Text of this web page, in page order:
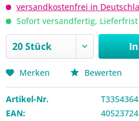
versandkostenfrei in
Sofort versandfertig, Lieferfrist
Merken Bewerten
Artikel-Nr.
EAN: